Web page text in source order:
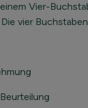
Vier-
vier